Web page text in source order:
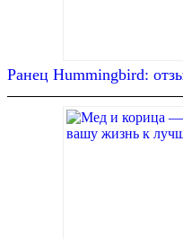
Ранец Hummingbird: